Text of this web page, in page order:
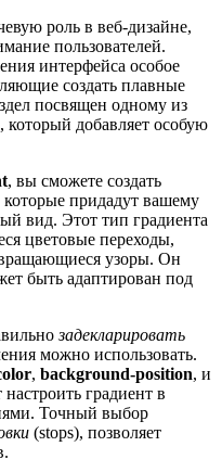
роль в веб-дизайне,
пользователей.
интерфейса особое
создать плавные
посвящен одному из
добавляет особую
, вы сможете создать
придадут вашему
вид. Этот тип градиента
цветовые переходы,
узоры. Он
быть адаптирован под
задекларировать
можно использовать.
, background-position, и
градиент в
Точный выбор
(stops), позволяет